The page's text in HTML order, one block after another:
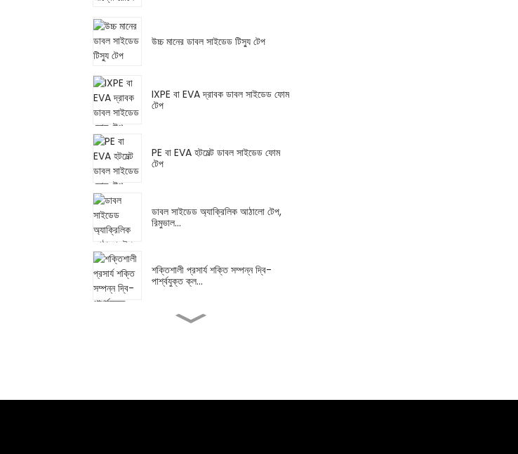
উচ্চ মানের ডাবল সাইডেড টিস্যু টেপ
IXPE বা EVA দ্রাবক ডাবল সাইডেড ফোম
টেপ
PE বা EVA হটমেল্ট ডাবল সাইডেড ফোম
টেপ
ডাবল সাইডেড অ্যাক্রিলিক আঠালো টেপ,
রিমুভাল...
শক্তিশালী প্রসার্য শক্তি সম্পন্ন দ্বি-
পার্শ্বযুক্ত ক্ল...